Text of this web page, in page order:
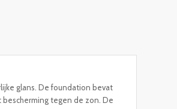
glans. De foundation bevat
bescherming tegen de zon. De